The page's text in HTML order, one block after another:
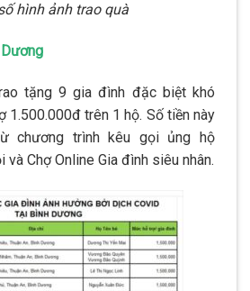
hình ảnh trao quà
tặng 9 gia đình đặc biệt khó
1.500.000đ trên 1 hộ. Số tiền này
chương trình kêu gọi ủng hộ
và Chợ Online Gia đình siêu nhân.